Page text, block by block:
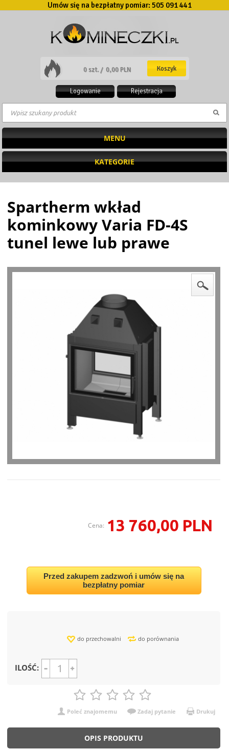
Umów się na bezpłatny pomiar: 505 091 441
0 szt. / 0,00 PLN Koszyk
Rejestracja
Logowanie
MENU
KATEGORIE
Spartherm wkład
kominkowy Varia FD-4S
tunel lewe lub prawe
Cena: 13 760,00 PLN
Przed zakupem zadzwoń i umów się na
bezpłatny pomiar
do przechowalni do porównania
ILOŚĆ:
Poleć znajomemu Zadaj pytanie Drukuj
OPIS PRODUKTU